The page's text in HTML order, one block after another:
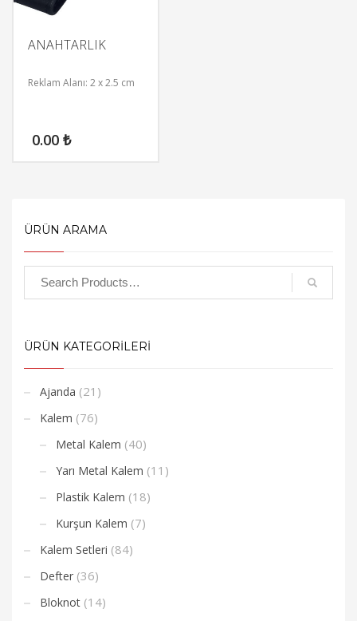
ANAHTARLIK
Reklam Alanı: 2 x 2.5 cm
0.00 ₺
ÜRÜN ARAMA
ÜRÜN KATEGORİLERİ
Ajanda (21)
Kalem (76)
Metal Kalem (40)
Yarı Metal Kalem (11)
Plastik Kalem (18)
Kurşun Kalem (7)
Kalem Setleri (84)
Defter (36)
Bloknot (14)